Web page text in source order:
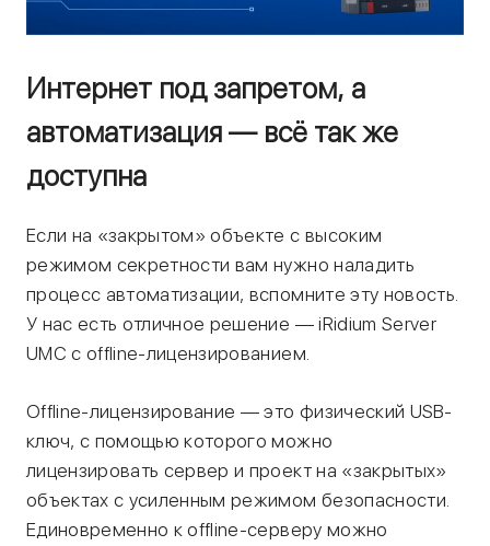
Интернет под запретом, а
автоматизация — всё так же
доступна
Если на «закрытом» объекте с высоким
режимом секретности вам нужно наладить
процесс автоматизации, вспомните эту новость.
У нас есть отличное решение — iRidium Server
UMC с offline-лицензированием.
Оffline-лицензирование — это физический USB-
ключ, с помощью которого можно
лицензировать сервер и проект на «закрытых»
объектах с усиленным режимом безопасности.
Единовременно к offline-серверу можно